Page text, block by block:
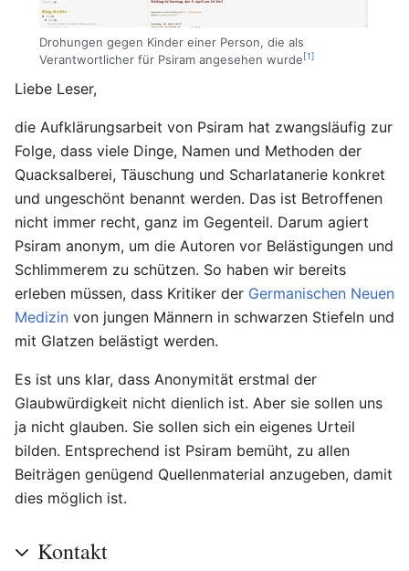
Drohungen gegen Kinder einer Person, die als
Verantwortlicher für Psiram angesehen wurde[1]
Liebe Leser,
die Aufklärungsarbeit von Psiram hat zwangsläufig zur
Folge, dass viele Dinge, Namen und Methoden der
Quacksalberei, Täuschung und Scharlatanerie konkret
und ungeschönt benannt werden. Das ist Betroffenen
nicht immer recht, ganz im Gegenteil. Darum agiert
Psiram anonym, um die Autoren vor Belästigungen und
Schlimmerem zu schützen. So haben wir bereits
erleben müssen, dass Kritiker der Germanischen Neuen
Medizin von jungen Männern in schwarzen Stiefeln und
mit Glatzen belästigt werden.
Es ist uns klar, dass Anonymität erstmal der
Glaubwürdigkeit nicht dienlich ist. Aber sie sollen uns
ja nicht glauben. Sie sollen sich ein eigenes Urteil
bilden. Entsprechend ist Psiram bemüht, zu allen
Beiträgen genügend Quellenmaterial anzugeben, damit
dies möglich ist.
Kontakt